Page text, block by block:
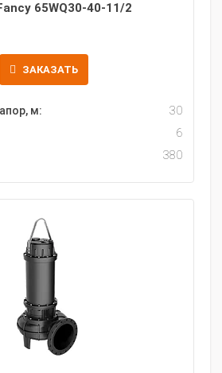
65WQ30-40-11/2
ЗАКАЗАТЬ
м:
30
6
380